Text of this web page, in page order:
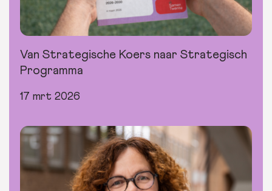
Van Strategische Koers naar Strategisch
Programma
17 mrt 2026